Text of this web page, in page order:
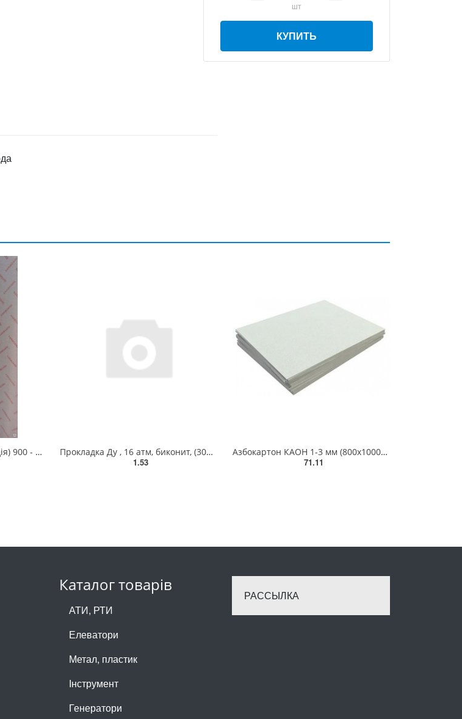
шт
КУПИТЬ
Картон Kariboard (Фінляндія) 900 - 1,25 ммх1000х1500 мм
Прокладка Ду , 16 атм, биконит, (30х23х2мм), для счетчика, газ, ВІЗАР
1.53
Азбокартон КАОН 1-3 мм (800х1000 мм, 3 кг)
71.11
Каталог товарів
АТИ, РТИ
Елеватори
Метал, пластик
Інструмент
Генератори
РАССЫЛКА